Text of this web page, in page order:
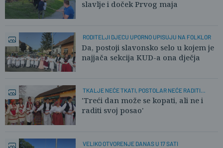
slavlje i doček Prvog maja
RODITELJI DJECU UPORNO UPISUJU NA FOLKLOR
Da, postoji slavonsko selo u kojem je
najjača sekcija KUD-a ona dječja
TKALJE NEĆE TKATI, POSTOLAR NEĆE RADITI
OBUĆU
'Treći dan može se kopati, ali ne i
raditi svoj posao'
VELIKO OTVORENJE DANAS U 17 SATI